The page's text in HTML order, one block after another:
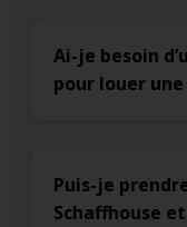
Ai-je besoin
pour louer
Puis-je
Schaffhouse